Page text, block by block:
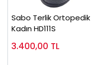
Sabo Terlik Ortopedik
Kadın HD111S
3.400,00 TL